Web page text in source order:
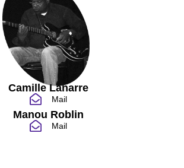
Camille Lanarre
Mail
Manou Roblin
Mail